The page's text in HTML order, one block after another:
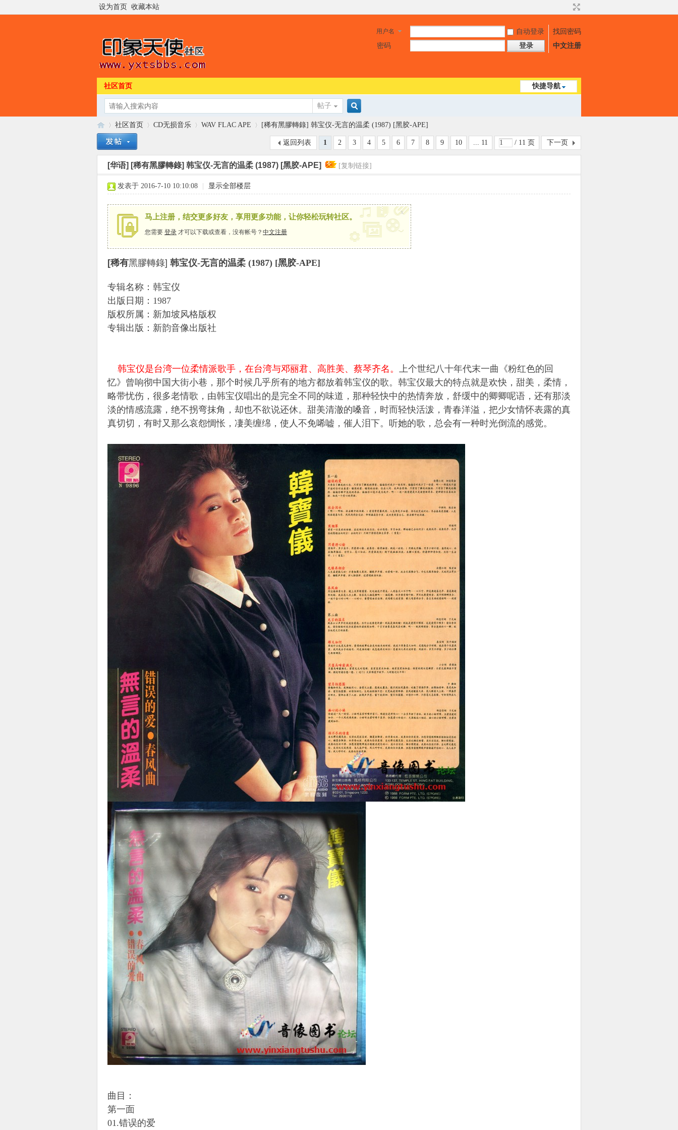
设为首页 收藏本站
用户名 自动登录
找回密码
密码
登录 中文注册
快捷导航
社区首页
帖子
搜
索
»
社区首页
›
CD无损音乐
›
WAV FLAC APE
›
[稀有黑膠轉錄] 韩宝仪-无言的温柔 (1987) [黑胶-APE]
1 2 3 4 5 6 7 8 9 10 ... 11 / 11 页 下一页
返回列表
[华语] [稀有黑膠轉錄] 韩宝仪-无言的温柔 (1987) [黑胶-APE] [复制链接]
发表于 2016-7-10 10:10:08 显示全部楼层
马上注册，结交更多好友，享用更多功能，让你轻松玩转社区。
您需要 登录 才可以下载或查看，没有帐号？ 中文注册
x
[稀有黑膠轉錄] 韩宝仪-无言的温柔 (1987) [黑胶-APE]
专辑名称：韩宝仪
出版日期： 1987
版权所属：新加坡风格版权
专辑出版：新韵音像出版社
韩宝仪是台湾一位柔情派歌手，在台湾与邓丽君、高胜美、蔡琴齐名。 上个世纪八十年代末一曲《粉红色的回
忆》曾响彻中国大街小巷，那个时候几乎所有的地方都放着韩宝仪的歌。韩宝仪最大的特点就是欢快，甜美，柔情，
略带忧伤，很多老情歌，由韩宝仪唱出的是完全不同的味道，那种轻快中的热情奔放，舒缓中的卿卿呢语，还有那淡
淡的情感流露，绝不拐弯抹角，却也不欲说还休。甜美清澈的嗓音，时而轻快活泼，青春洋溢，把少女情怀表露的真
真切切，有时又那么哀怨惆怅，凄美缠绵，使人不免唏嘘，催人泪下。听她的歌，总会有一种时光倒流的感觉。
曲目：
第一面
01.错误的爱